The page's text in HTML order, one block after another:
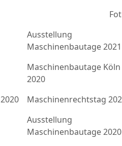
Ausstellung
Maschinenbautage 2021
2020
Maschinenbautage Köln
2020
Maschinenrechtstag
Ausstellung
Maschinenbautage 2020